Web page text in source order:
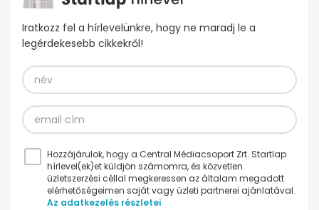
Iratkozz fel a hírlevelünkre, hogy ne maradj le a
legérdekesebb cikkekről!
Hozzájárulok, hogy a Central Médiacsoport Zrt. Startlap
hírlevel(ek)et küldjön számomra, és közvetlen
üzletszerzési céllal megkeressen az általam megadott
elérhetőségeimen saját vagy üzleti partnerei ajánlatával.
Az adatkezelés részletei